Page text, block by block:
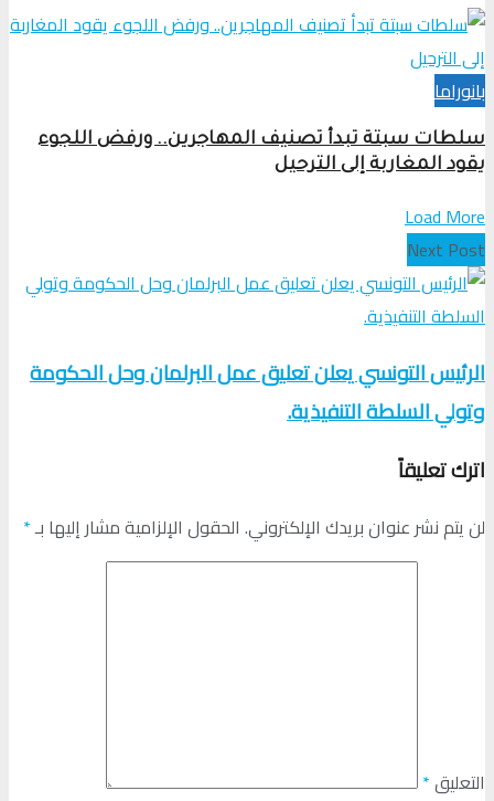
بانوراما
سلطات سبتة تبدأ تصنيف المهاجرين.. ورفض اللجوء
يقود المغاربة إلى الترحيل
Load More
Next Post
الرئيس التونسي يعلن تعليق عمل البرلمان وحل الحكومة
وتولي السلطة التنفيذية.
اترك تعليقاً
لن يتم نشر عنوان بريدك الإلكتروني. الحقول الإلزامية مشار إليها بـ*
التعليق*